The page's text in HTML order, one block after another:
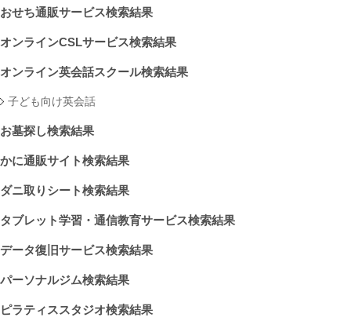
おせち通販サービス検索結果
オンラインCSLサービス検索結果
オンライン英会話スクール検索結果
子ども向け英会話
お墓探し検索結果
かに通販サイト検索結果
ダニ取りシート検索結果
タブレット学習・通信教育サービス検索結果
データ復旧サービス検索結果
パーソナルジム検索結果
ピラティススタジオ検索結果